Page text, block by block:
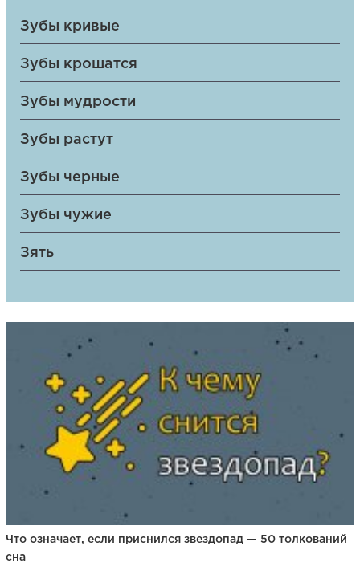
Зубы кривые
Зубы крошатся
Зубы мудрости
Зубы растут
Зубы черные
Зубы чужие
Зять
Что означает, если приснился звездопад — 50 толкований
сна